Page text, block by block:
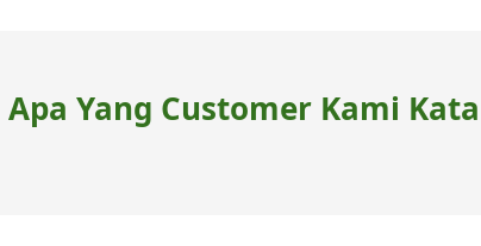
Apa Yang Customer Kami